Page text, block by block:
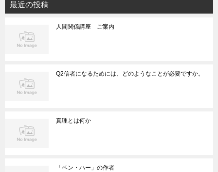
最近の投稿
人間関係講座 ご案内
Q2信者になるためには、どのようなことが必要ですか。
真理とは何か
「ベン・ハー」の作者